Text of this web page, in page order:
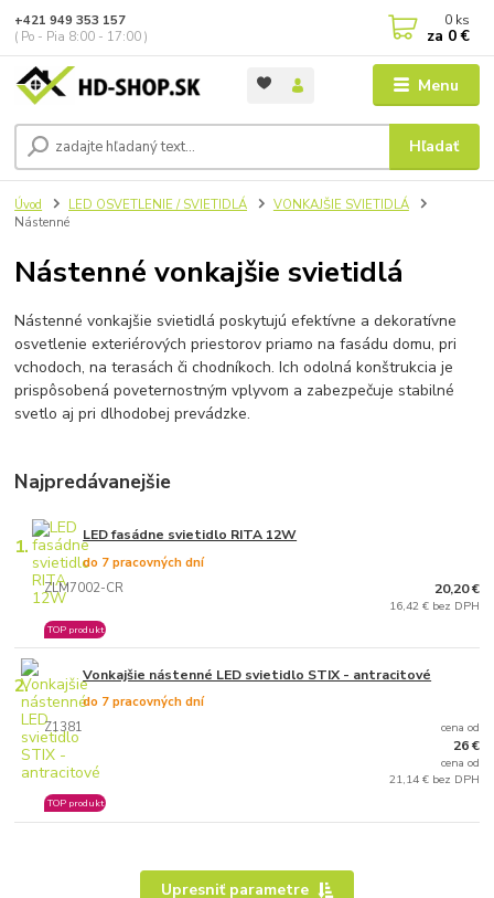
Menu
Hľadať
+421 949 353 157
( Po - Pia 8:00 - 17:00 )
0 ks
za 0 €
Úvod LED OSVETLENIE / SVIETIDLÁ
VONKAJŠIE SVIETIDLÁ
Nástenné
Nástenné vonkajšie svietidlá
Nástenné vonkajšie svietidlá poskytujú efektívne a dekoratívne
osvetlenie exteriérových priestorov priamo na fasádu domu, pri
vchodoch, na terasách či chodníkoch. Ich odolná konštrukcia je
prispôsobená poveternostným vplyvom a zabezpečuje stabilné
svetlo aj pri dlhodobej prevádzke.
Najpredávanejšie
1. LED fasádne svietidlo RITA 12W
ZLM7002-CR
do 7 pracovných dní
TOP produkt
20,20 €
16,42 € bez DPH
2. Vonkajšie nástenné LED svietidlo STIX - antracitové
Z1381
do 7 pracovných dní
TOP produkt
cena od
26 €
cena od
21,14 € bez DPH
Upresniť parametre